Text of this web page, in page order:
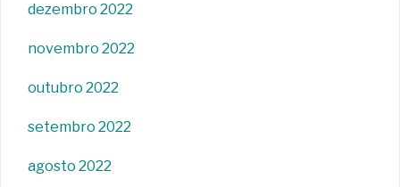
dezembro 2022
novembro 2022
outubro 2022
setembro 2022
agosto 2022